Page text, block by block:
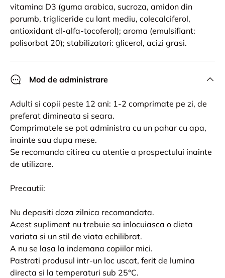
vitamina D3 (guma arabica, sucroza, amidon din
porumb, trigliceride cu lant mediu, colecalciferol,
antioxidant dl-alfa-tocoferol); aroma (emulsifiant:
polisorbat 20); stabilizatori: glicerol, acizi grasi.
Mod de administrare
Adulti si copii peste 12 ani: 1-2 comprimate pe zi, de
preferat dimineata si seara.
Comprimatele se pot administra cu un pahar cu apa,
inainte sau dupa mese.
Se recomanda citirea cu atentie a prospectului inainte
de utilizare.
Precautii:
Nu depasiti doza zilnica recomandata.
Acest supliment nu trebuie sa inlocuiasca o dieta
variata si un stil de viata echilibrat.
A nu se lasa la indemana copiilor mici.
Pastrati produsul intr-un loc uscat, ferit de lumina
directa si la temperaturi sub 25°C.